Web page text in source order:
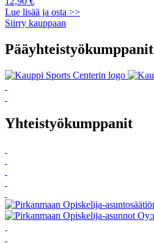
Lue lisää ja osta >>
Siirry kauppaan
Pääyhteistyökumppanit
Yhteistyökumppanit